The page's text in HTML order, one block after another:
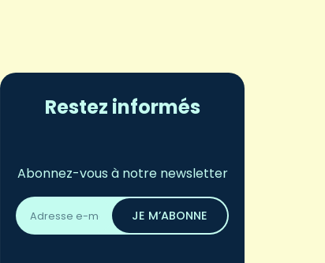
Restez informés
Abonnez-vous à notre newsletter
Adresse
email
*
JE M’ABONNE